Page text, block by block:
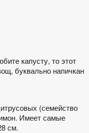
капусту, то этот
буквально напичкан
(семейство
Имеет самые
см.